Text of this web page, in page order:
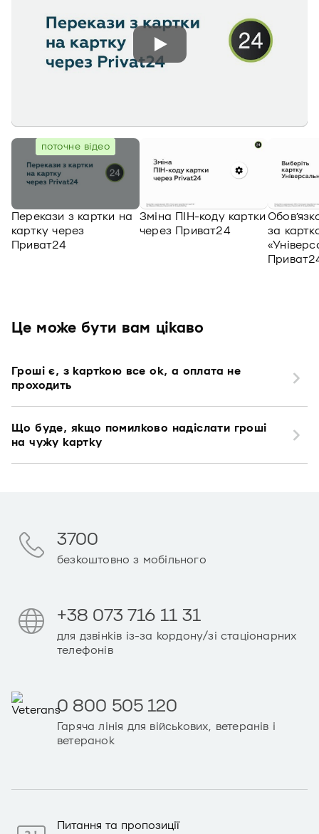
поточне відео
Перекази з картки на
картку через
Приват24
Зміна ПІН-коду картки
через Приват24
за
Це може бути вам цікаво
Гроші є, з карткою все ок, а оплата не
проходить
Що буде, якщо помилково надіслати гроші
на чужу картку
3700
безкоштовно з мобільного
+38 073 716 11 31
для дзвінків із-за кордону/зі стаціонарних
телефонів
0 800 505 120
Гаряча лінія для військових, ветеранів і
ветеранок
Питання та пропозиції